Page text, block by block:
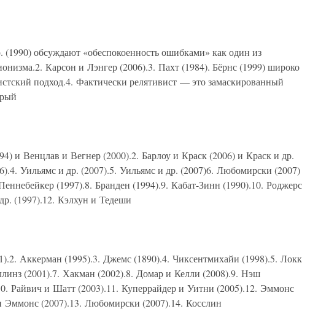
(1990) обсуждают «обеспокоенность ошибками» как один из
Карсон и Лэнгер (2006).3. Пахт (1984). Бёрнс (1999) широко
подход.4. Фактически релятивист — это замаскированный
и Венцлав и Вегнер (2000).2. Барлоу и Краск (2006) и Краск и др.
Уильямс и др. (2007).5. Уильямс и др. (2007)6. Любомирски (2007)
(1997).8. Бранден (1994).9. Кабат-Зинн (1990).10. Роджерс
(1997).12. Кэлхун и Тедеши
Аккерман (1995).3. Джемс (1890).4. Чиксентмихайи (1998).5. Локк
(2001).7. Хакман (2002).8. Домар и Келли (2008).9. Нэш
Райвич и Шатт (2003).11. Куперрайдер и Уитни (2005).12. Эммонс
Эммонс (2007).13. Любомирски (2007).14. Косслин